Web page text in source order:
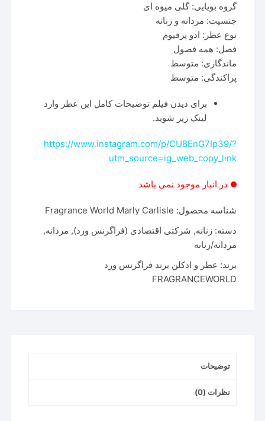
گروه بویایی: گلی میوه ای
جنسیت: مردانه و زنانه
نوع عطر: ادو پرفیوم
فصل: همه فصول
ماندگاری: متوسط
پراکندگی: متوسط
برای دیدن فیلم توضیحات کامل این عطر وارد
لینک زیر شوید.
https://www.instagram.com/p/CU8EnG7Ip39/?
utm_source=ig_web_copy_link
در انبار موجود نمی باشد
شناسه محصول: Fragrance World Marly Carlisle
دسته:زنانه, شرکتی اقتصادی (فراگرنس ورد), مردانه,
مردانه/زنانه
برند: عطر و ادکلن برند فراگرنس ورد
FRAGRANCEWORLD
توضیحات
نظرات (0)